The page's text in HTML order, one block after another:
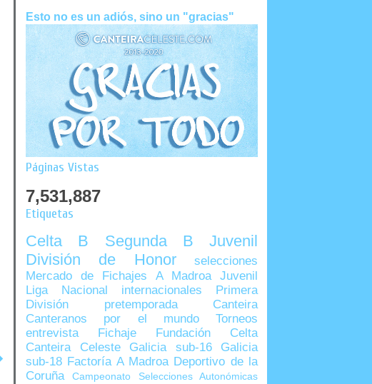
Esto no es un adiós, sino un "gracias"
Páginas Vistas
7,531,887
Etiquetas
Celta B Segunda B
Juvenil
División de Honor
selecciones
Mercado de Fichajes
A Madroa
Juvenil
Liga Nacional
internacionales
Primera
División
pretemporada
Canteira
Canteranos por el mundo
Torneos
entrevista
Fichaje
Fundación Celta
Canteira Celeste
Galicia sub-16
Galicia
sub-18 Factoría A Madroa Deportivo de la
Coruña
Campeonato Selecciones Autonómicas